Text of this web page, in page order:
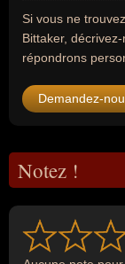
Si vous ne
Bittaker,
répondrons
Demandez-
Notez !